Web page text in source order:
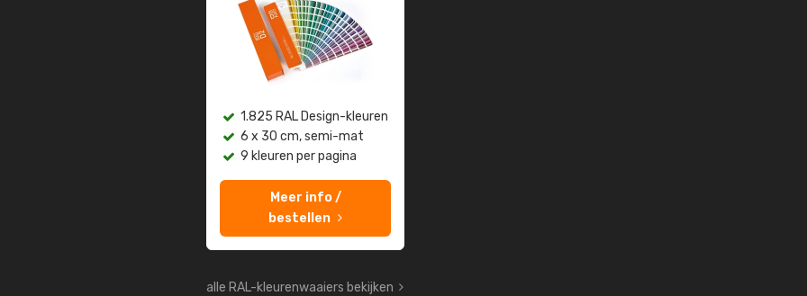
1.825 RAL Design-kleuren
6 x 30 cm, semi-mat
9 kleuren per pagina
Meer info /
bestellen
alle RAL-kleurenwaaiers bekijken